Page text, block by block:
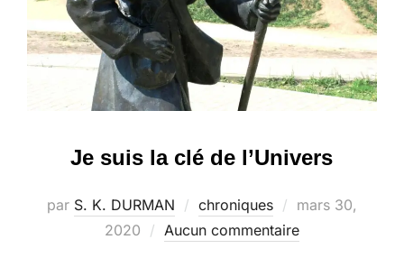
Je suis la clé de l’Univers
par S. K. DURMAN chroniques
Publié
le
mars 30,
2020
Aucun commentaire